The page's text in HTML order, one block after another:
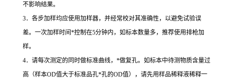
不影响结果。
3．各步加样均应使用加样器，并经常校对其准确性，以避免试验误
差。一次加样时间 *控制在5分钟内，如标本数量多，推荐使用排枪加
样。
4．请每次测定的同时做标准曲线， *做复孔。如标本中待测物质含量过
高（样本OD值大于标准品孔*孔的OD值），请先用样品稀释液稀释一